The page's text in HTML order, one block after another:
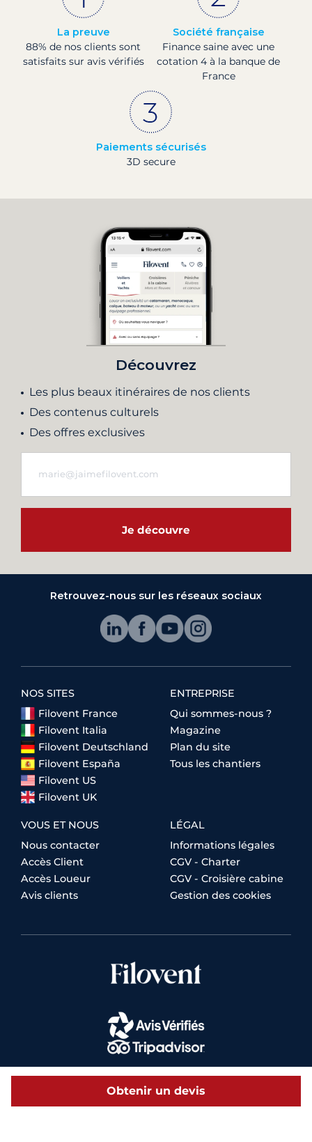
Obtenir un devis
La preuve
88% de nos clients sont
satisfaits sur avis vérifiés
Société française
Finance saine avec une
cotation 4 à la banque de
France
Paiements sécurisés
3D secure
Découvrez
Les plus beaux itinéraires de nos clients
Des contenus culturels
Des offres exclusives
Je découvre
Retrouvez-nous sur les réseaux sociaux
NOS SITES
Filovent France
Filovent Italia
Filovent Deutschland
Filovent España
Filovent US
Filovent UK
ENTREPRISE
Qui sommes-nous ?
Magazine
Plan du site
Tous les chantiers
VOUS ET NOUS
Nous contacter
Accès Client
Accès Loueur
Avis clients
LÉGAL
Informations légales
CGV - Charter
CGV - Croisière cabine
Gestion des cookies
© 2026 Filovent